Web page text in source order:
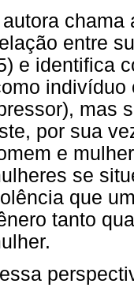
chama
entre
e identifica
indivíduo
mas
por sua
e
se
que
tanto